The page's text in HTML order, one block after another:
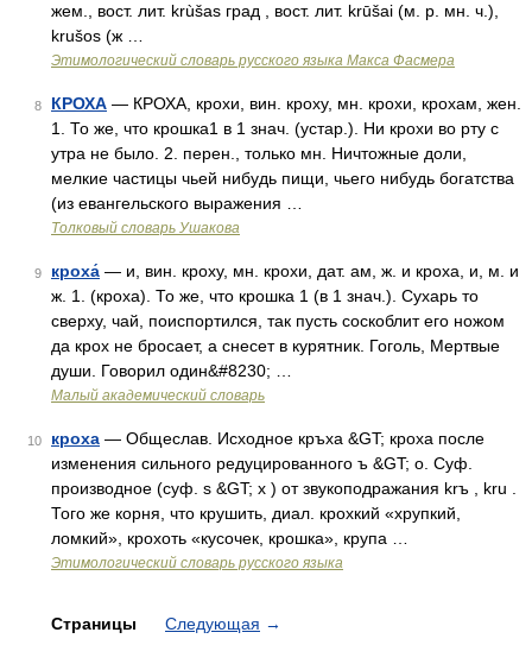
жем., вост. лит. krùšas град , вост. лит. krūšai (м. р. мн. ч.),
krušos (ж …
Этимологический словарь русского языка Макса Фасмера
8 КРОХА — КРОХА, крохи, вин. кроху, мн. крохи, крохам, жен.
1. То же, что крошка1 в 1 знач. (устар.). Ни крохи во рту с
утра не было. 2. перен., только мн. Ничтожные доли,
мелкие частицы чьей нибудь пищи, чьего нибудь богатства
(из евангельского выражения …
Толковый словарь Ушакова
9 кроха́ — и, вин. кроху, мн. крохи, дат. ам, ж. и кроха, и, м. и
ж. 1. (кроха). То же, что крошка 1 (в 1 знач.). Сухарь то
сверху, чай, поиспортился, так пусть соскоблит его ножом
да крох не бросает, а снесет в курятник. Гоголь, Мертвые
души. Говорил один&#8230; …
Малый академический словарь
10 кроха — Общеслав. Исходное кръха &GT; кроха после
изменения сильного редуцированного ъ &GT; о. Суф.
производное (суф. s &GT; х ) от звукоподражания krъ , kru .
Того же корня, что крушить, диал. крохкий «хрупкий,
ломкий», крохоть «кусочек, крошка», крупа …
Этимологический словарь русского языка
Страницы Следующая →